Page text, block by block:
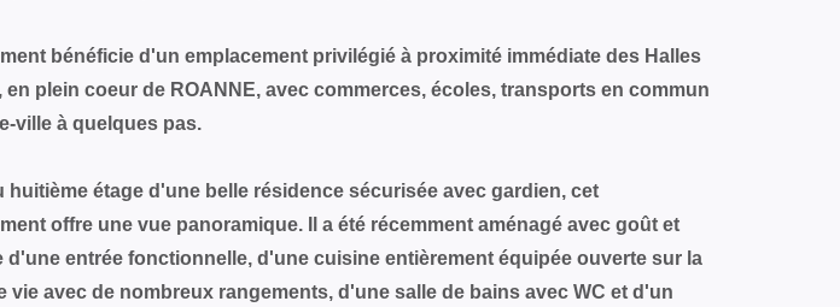
bénéficie d'un emplacement privilégié à proximité immédiate des Halles
en plein coeur de ROANNE, avec commerces, écoles, transports en commun
ville à quelques pas.
huitième étage d'une belle résidence sécurisée avec gardien, cet
offre une vue panoramique. Il a été récemment aménagé avec goût et
d'une entrée fonctionnelle, d'une cuisine entièrement équipée ouverte sur la
vie avec de nombreux rangements, d'une salle de bains avec WC et d'un